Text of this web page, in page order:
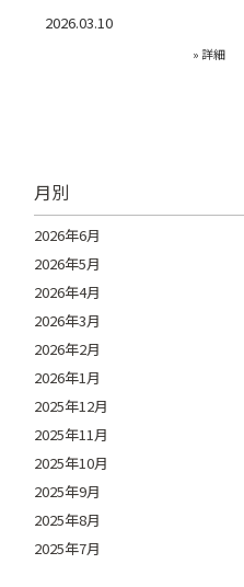
2026.03.10
» 詳細
月別
2026年6月
2026年5月
2026年4月
2026年3月
2026年2月
2026年1月
2025年12月
2025年11月
2025年10月
2025年9月
2025年8月
2025年7月